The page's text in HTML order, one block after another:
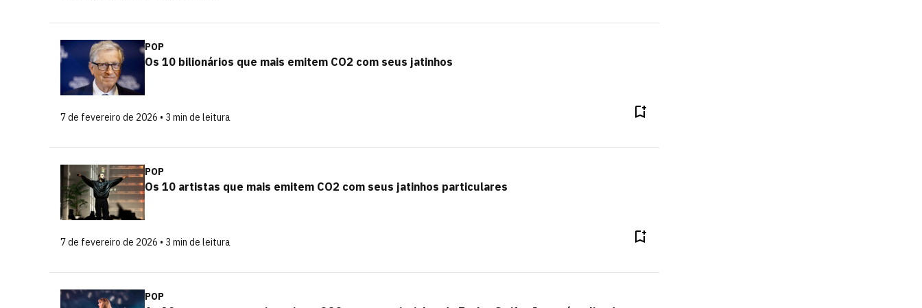
POP
Os 10 bilionários que mais emitem CO2 com seus jatinhos
7 de fevereiro de 2026 • 3 min de leitura
POP
Os 10 artistas que mais emitem CO2 com seus jatinhos particulares
7 de fevereiro de 2026 • 3 min de leitura
POP